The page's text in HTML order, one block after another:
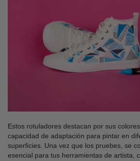
Estos rotuladores destacan por sus
capacidad de adaptación para pintar en
superficies. Una vez que los pruebes, se
esencial para tus herramientas de artista,